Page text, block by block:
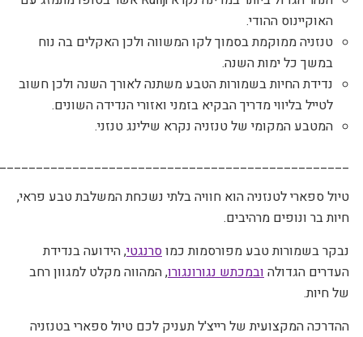
האוקיינוס ההודי.
טנזניה ממוקמת בסמוך לקו המשווה ולכן האקלים בה נוח
במשך כל ימות השנה.
נדידת החיות בשמורות הטבע משתנה לאורך השנה ולכן חשוב
לטייל בליווי מדריך הבקיא בזמני ואזורי הנדידה השונים.
המטבע המקומי של טנזניה נקרא שילינג טנזני.
טיול ספארי לטנזניה הוא חוויה בלתי נשכחת המשלבת טבע פראי,
חיות בר ונופים מרהיבים.
נבקר בשמורות טבע מפורסמות כמוסרנגטי, הידועה בנדידת
העדרים הגדולהובמכתש נגורונגורו, המהווה מקלט למגוון רחב
של חיות.
ההדרכה המקצועית של רייצ'ל תעניק לכם טיול ספארי בטנזניה